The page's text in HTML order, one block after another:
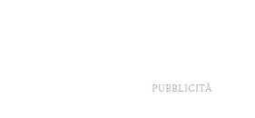
PUBBLICITÀ